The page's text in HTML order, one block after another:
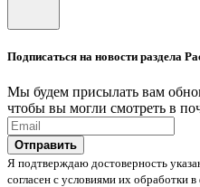
Подписаться на новости раздела
Мы будем присылать вам
чтобы вы могли смотреть в
Отправить
Я подтверждаю достоверность
согласен с условиями их обработки